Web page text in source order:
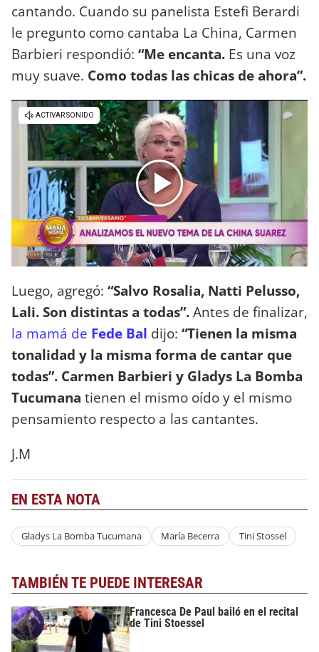
cantando. Cuando su panelista Estefi Berardi
le pregunto como cantaba La China, Carmen
Barbieri respondió: “Me encanta. Es una voz
muy suave. Como todas las chicas de ahora”.
Luego, agregó: “Salvo Rosalia, Natti Pelusso,
Lali. Son distintas a todas”.Antes de finalizar,
la mamá de Fede Bal dijo: “Tienen la misma
tonalidad y la misma forma de cantar que
todas”. Carmen Barbieri y Gladys La Bomba
Tucumana tienen el mismo oído y el mismo
pensamiento respecto a las cantantes.
J.M
EN ESTA NOTA
Gladys La Bomba Tucumana María Becerra Tini Stossel
TAMBIÉN TE PUEDE INTERESAR
Francesca De Paul bailó en el recital
de Tini Stoessel